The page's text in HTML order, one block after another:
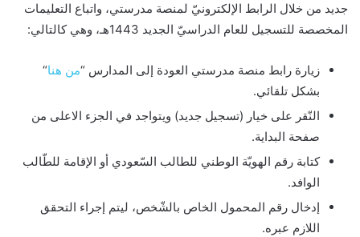
جديد من خلال الرابط الإلكترونيّ لمنصة مدرستي، واتباع التعليمات
المخصصة للتسجيل للعام الدراسيّ الجديد 1443هـ، وهي كالتالي:
زيارة رابط منصة مدرستي العودة إلى المدارس “من هنا“
بشكل تلقائي.
النّقر على خيار (تسجيل جديد) ويتواجد في الجزء الاعلى من
صفحة البداية.
كتابة رقم الهويّة الوطني للطالب السّعودي أو الإقامة للطّالب
الوافد.
إدخال رقم المحمول الخاص بالشّخص، ليتم إجراء التحقق
اللازم عبره.